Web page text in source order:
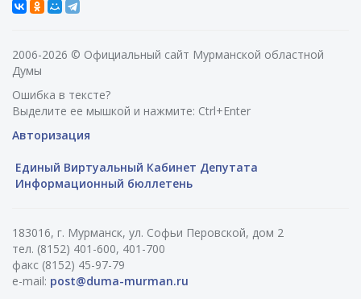
2006-2026 © Официальный сайт Мурманской областной
Думы
Ошибка в тексте?
Выделите ее мышкой и нажмите: Ctrl+Enter
Авторизация
Единый Виртуальный Кабинет Депутата
Информационный бюллетень
183016, г. Мурманск, ул. Софьи Перовской, дом 2
тел. (8152) 401-600, 401-700
факс (8152) 45-97-79
e-mail: post@duma-murman.ru